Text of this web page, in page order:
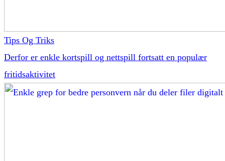
Tips Og Triks
Derfor er enkle kortspill og nettspill fortsatt en populær
fritidsaktivitet